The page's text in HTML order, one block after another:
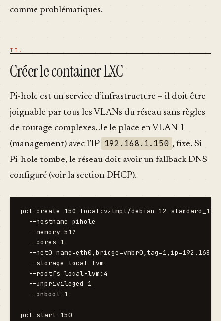
comme problématiques.
Créer le container LXC
Pi-hole est un service d’infrastructure – il doit être
joignable par tous les VLANs du réseau sans règles
de routage complexes. Je le place en VLAN 1
(management) avec l’IP 192.168.1.150 , fixe. Si
Pi-hole tombe, le réseau doit avoir un fallback DNS
configuré (voir la section DHCP).
pct create 150 local:vztmpl/debian-12-
  --hostname pihole
  --memory 512
  --cores 1
--net0
  --storage local-lvm
  --rootfs local-lvm:4
  --unprivileged 1
  --onboot 1
pct start 150